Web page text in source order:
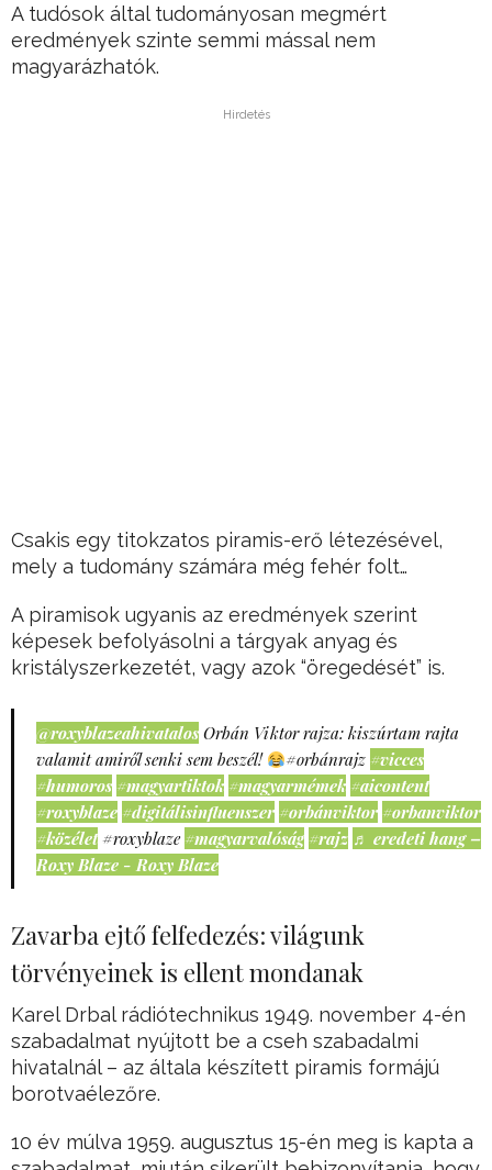
A tudósok által tudományosan megmért
eredmények szinte semmi mással nem
magyarázhatók.
Hirdetés
Csakis egy titokzatos piramis-erő létezésével,
mely a tudomány számára még fehér folt…
A piramisok ugyanis az eredmények szerint
képesek befolyásolni a tárgyak anyag és
kristályszerkezetét, vagy azok “öregedését” is.
@roxyblazeahivatalos Orbán Viktor rajza: kiszúrtam rajta
valamit amiről senki sem beszél!
#orbánrajz #vicces
#humoros #magyartiktok #magyarmémek #aicontent
#roxyblaze #digitálisinfluenszer #orbánviktor #orbanviktor
#közélet #roxyblaze #magyarvalóság #rajz ♬ eredeti hang –
Roxy Blaze - Roxy Blaze
Zavarba ejtő felfedezés: világunk
törvényeinek is ellent mondanak
Karel Drbal rádiótechnikus 1949. november 4-én
szabadalmat nyújtott be a cseh szabadalmi
hivatalnál – az általa készített piramis formájú
borotvaélezőre.
10 év múlva 1959. augusztus 15-én meg is kapta a